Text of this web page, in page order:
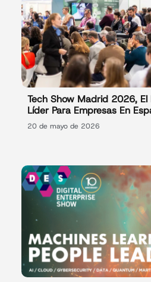
Tech Show Madrid 2026, El
Líder Para Empresas En
20 de mayo de 2026